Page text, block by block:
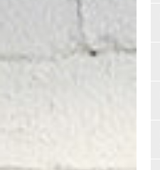
410 ₸
Подробнее